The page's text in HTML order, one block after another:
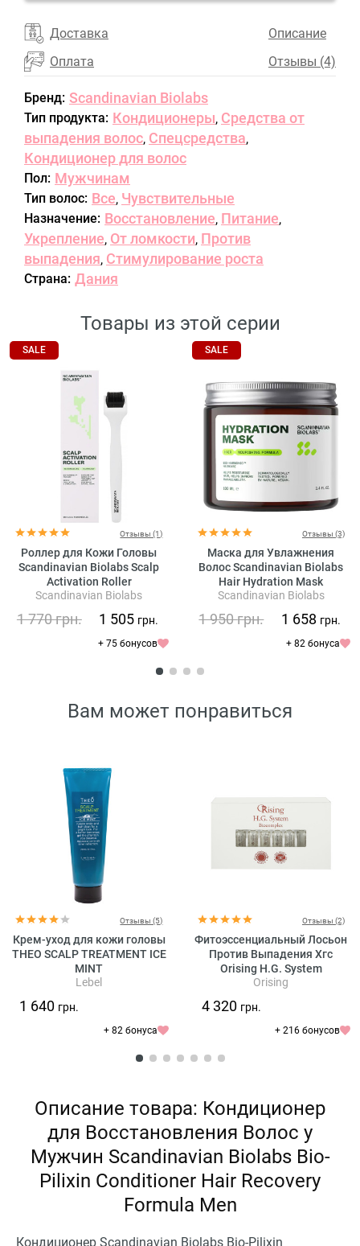
Доставка
Оплата
Описание
Отзывы (4)
Бренд: Scandinavian Biolabs
Тип продукта: Кондиционеры, Средства от
выпадения волос, Спецсредства,
Кондиционер для волос
Пол: Мужчинам
Тип волос: Все, Чувствительные
Назначение: Восстановление, Питание,
Укрепление, От ломкости, Против
выпадения, Стимулирование роста
Страна: Дания
Товары из этой серии
SALE
Отзывы (1)
Роллер для Кожи Головы
Scandinavian Biolabs Scalp
Activation Roller
Scandinavian Biolabs
1 770грн. 1 505 грн.
+ 75 бонусов
SALE
Отзывы (3)
Маска для Увлажнения
Волос Scandinavian Biolabs
Hair Hydration Mask
Scandinavian Biolabs
1 950грн. 1 658 грн.
+ 82 бонуса
Вам может понравиться
Отзывы (5)
Крем-уход для кожи головы
THEO SCALP TREATMENT ICE
MINT
Lebel
1 640 грн.
+ 82 бонуса
Отзывы (2)
Фитоэссенциальный Лосьон
Против Выпадения Хгс
Orising H.G. System
Biocomplex
Orising
4 320 грн.
+ 216 бонусов
Описание товара: Кондиционер
для Восстановления Волос у
Мужчин Scandinavian Biolabs Bio-
Pilixin Conditioner Hair Recovery
Formula Men
Кондиционер Scandinavian Biolabs Bio-Pilixin